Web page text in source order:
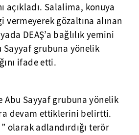
açıkladı. Salalima, konuya
vermeyerek gözaltına alınan
DEAŞ’a bağlılık yemini
Sayyaf grubuna yönelik
ifade etti.
Abu Sayyaf grubuna yönelik
devam ettiklerini belirtti.
olarak adlandırdığı terör